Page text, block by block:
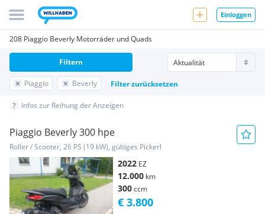
Einloggen
208 Piaggio Beverly Motorräder und Quads
Piaggio Beverly Filter zurücksetzen
Filtern
Infos zur Reihung der Anzeigen
Piaggio Beverly 300 hpe
Roller / Scooter, 26 PS (19 kW), gültiges Pickerl
2022 EZ
12.000 km
300ccm
€ 3.800